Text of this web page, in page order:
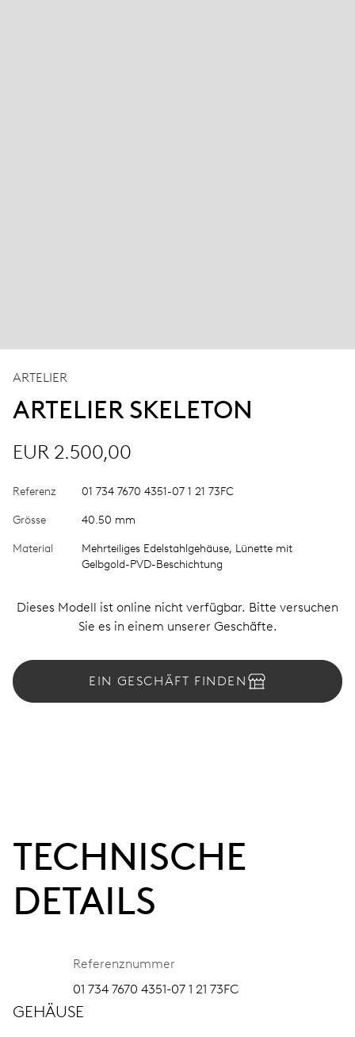
ARTELIER
ARTELIER SKELETON
EUR 2.500,00
Referenz 01 734 7670 4351-07 1 21 73FC
Grösse 40.50 mm
Material
Mehrteiliges Edelstahlgehäuse, Lünette mit
Gelbgold-PVD-Beschichtung
Dieses Modell ist online nicht verfügbar. Bitte versuchen
Sie es in einem unserer Geschäfte.
EIN GESCHÄFT FINDEN
TECHNISCHE
DETAILS
Referenznummer
01 734 7670 4351-07 1 21 73FC
GEHÄUSE